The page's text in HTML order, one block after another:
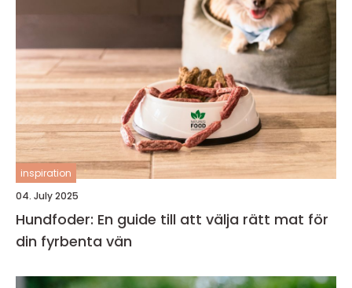
inspiration
04. July 2025
Hundfoder: En guide till att välja rätt mat för
din fyrbenta vän